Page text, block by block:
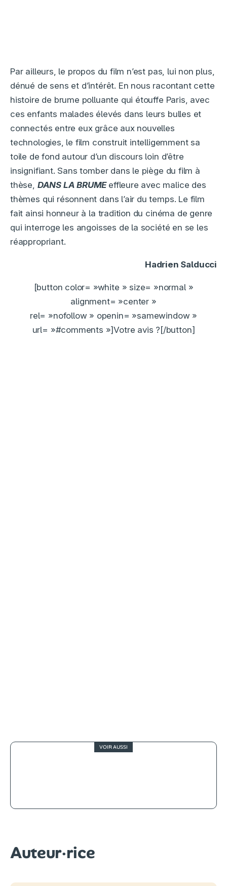
Par ailleurs, le propos du film n’est pas, lui non plus,
dénué de sens et d’intérêt. En nous racontant cette
histoire de brume polluante qui étouffe Paris, avec
ces enfants malades élevés dans leurs bulles et
connectés entre eux grâce aux nouvelles
technologies, le film construit intelligemment sa
toile de fond autour d’un discours loin d’être
insignifiant. Sans tomber dans le piège du film à
thèse, DANS LA BRUME effleure avec malice des
thèmes qui résonnent dans l’air du temps. Le film
fait ainsi honneur à la tradition du cinéma de genre
qui interroge les angoisses de la société en se les
réappropriant.
Hadrien Salducci
[button color= »white » size= »normal »
alignment= »center »
rel= »nofollow » openin= »samewindow »
url= »#comments »]Votre avis ?[/button]
VOIR AUSSI
Auteur·rice